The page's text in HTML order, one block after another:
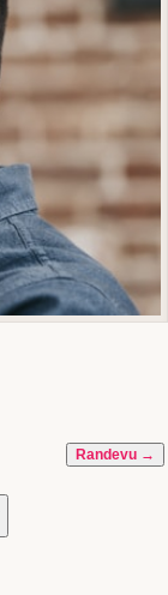
Randevu →